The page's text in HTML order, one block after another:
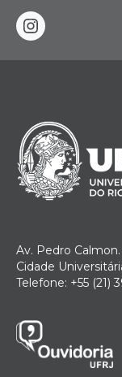
instagram
Av. Pedro Calmon.
Cidade
Telefone: +55 (21)